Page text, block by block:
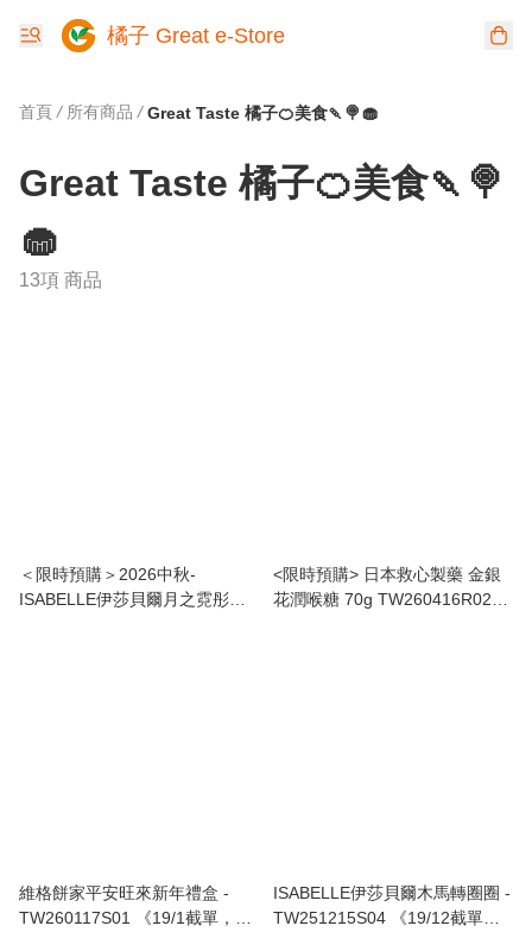
橘子 Great e-Store
首頁 / 所有商品 / Great Taste 橘子🍊美食🍡🍭🧁
Great Taste 橘子🍊美食🍡🍭
🧁
13項 商品
＜限時預購＞2026中秋-
ISABELLE伊莎貝爾月之霓彤禮
<限時預購> 日本救心製藥 金銀
花潤喉糖 70g TW260416R02
維格餅家平安旺來新年禮盒 -
TW260117S01 《19/1截單，預
ISABELLE伊莎貝爾木馬轉圈圈 -
TW251215S04 《19/12截單，